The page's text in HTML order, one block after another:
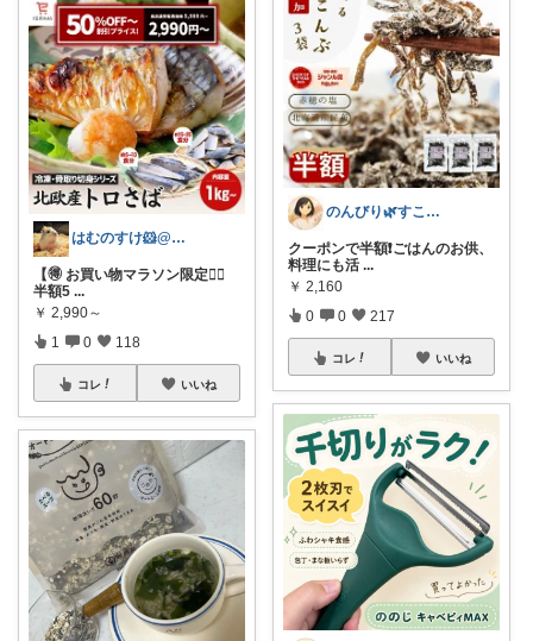
はむのすけ🐹@美味しいもの&季節の商品
【🉐 お買い物マラソン限定🏃‍♀️
半額5 ...
￥ 2,990～
1 0 118
コレ いいね
のんびり🌿すこやか暮らし
クーポンで半額❗️ごはんのお供、
料理にも活 ...
￥ 2,160
0 0 217
コレ いいね